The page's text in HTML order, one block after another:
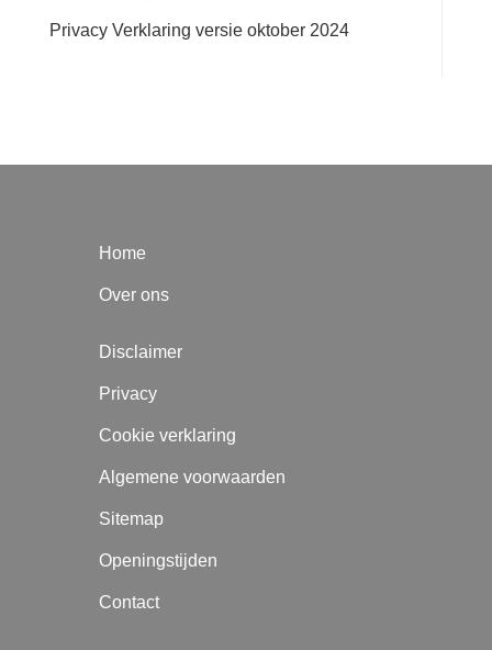
Privacy Verklaring versie oktober 2024
Home
Over ons
Disclaimer
Privacy
Cookie verklaring
Algemene voorwaarden
Sitemap
Openingstijden
Contact